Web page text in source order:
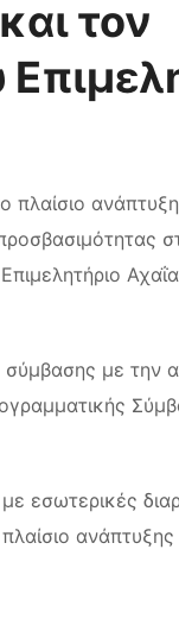
τον
πλαίσιο
με την
εσωτερικές